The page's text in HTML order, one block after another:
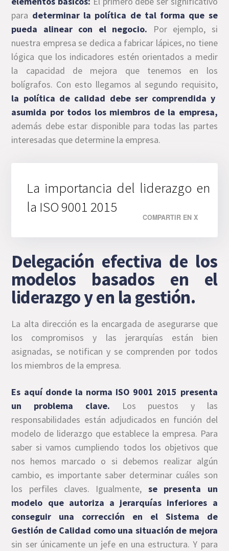
para determinar la política de tal forma que se
pueda alinear con el negocio. Por ejemplo, si
nuestra empresa se dedica a fabricar lápices, no tiene
lógica que los indicadores estén orientados a medir
la capacidad de mejora que tenemos en los
bolígrafos. Con esto llegamos al segundo requisito,
la política de calidad debe ser comprendida y
asumida por todos los miembros de la empresa,
además debe estar disponible para todas las partes
interesadas que determine la empresa.
La importancia del liderazgo en
la ISO 9001 2015
COMPARTIR EN X
Delegación efectiva de los
modelos basados en el
liderazgo y en la gestión.
La alta dirección es la encargada de asegurarse que
los compromisos y las jerarquías están bien
asignadas, se notifican y se comprenden por todos
los miembros de la empresa.
Es aquí donde la norma ISO 9001 2015 presenta
un problema clave. Los puestos y las
responsabilidades están adjudicados en función del
modelo de liderazgo que establece la empresa. Para
saber si vamos cumpliendo todos los objetivos que
nos hemos marcado o si debemos realizar algún
cambio, es importante saber determinar cuáles son
los perfiles claves. Igualmente, se presenta un
modelo que autoriza a jerarquías inferiores a
conseguir una corrección en el Sistema de
Gestión de Calidad como una situación de mejora
sin ser únicamente un jefe en una estructura. Y para